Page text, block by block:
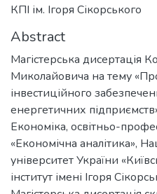
КПІ ім. Ігоря Сікорського
Abstract
Магістерська дисертація
Миколайовича на тему
інвестиційного
енергетичних
Економіка, освітньо-
«Економічна аналітика»,
університет України
інститут імені Ігоря